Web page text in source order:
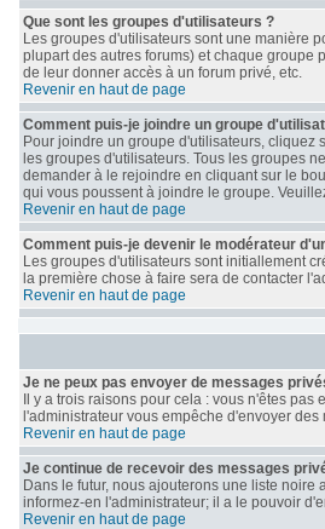
Que sont les groupes d'utilisateurs ?
Les groupes d'utilisateurs sont une manière
plupart des autres forums) et chaque groupe
de leur donner accès à un forum privé, etc.
Revenir en haut de page
Comment puis-je joindre un groupe
Pour joindre un groupe d'utilisateurs, cliquez
les groupes d'utilisateurs. Tous les groupes
demander à le rejoindre en cliquant sur le
qui vous poussent à joindre le groupe.
Revenir en haut de page
Comment puis-je devenir le modérateur
Les groupes d'utilisateurs sont initiallement
la première chose à faire sera de contacter
Revenir en haut de page
Je ne peux pas envoyer de messages
Il y a trois raisons pour cela : vous n'êtes
l'administrateur vous empêche d'envoyer
Revenir en haut de page
Je continue de recevoir des messages
Dans le futur, nous ajouterons une liste
informez-en l'administrateur; il a le pouvoir
Revenir en haut de page